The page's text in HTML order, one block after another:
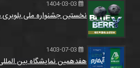
نخستین جشنواره ملی بلوبری
هفدهمین نمایشگاه بین